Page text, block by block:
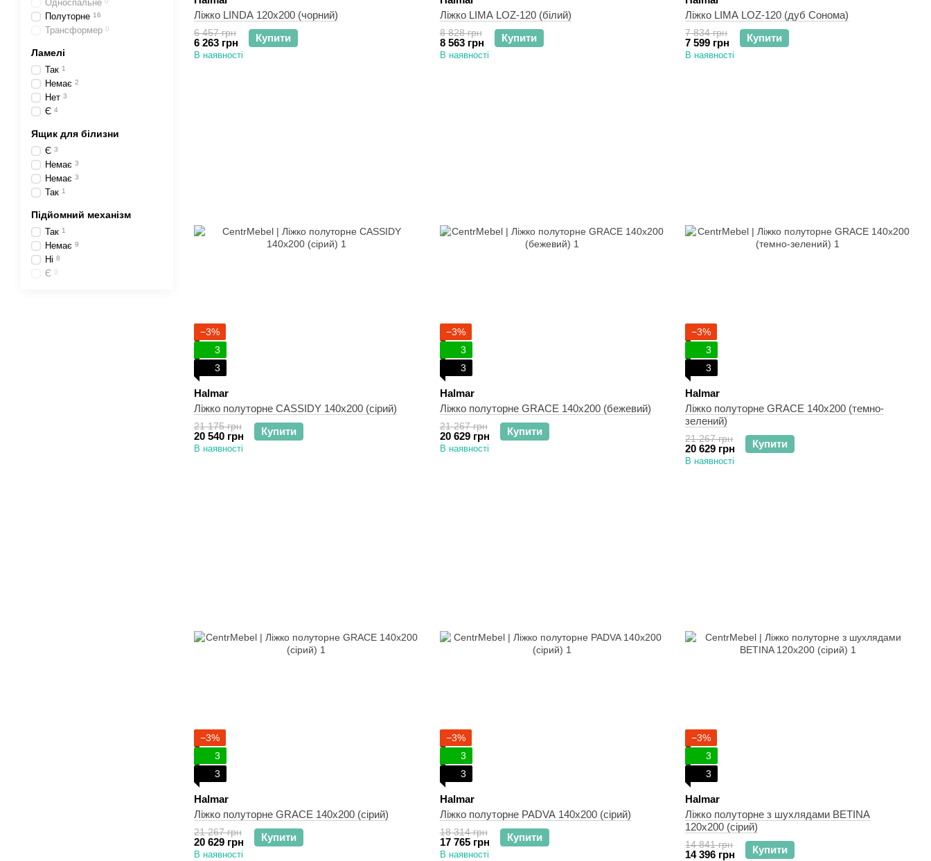
Ліжко LINDA 120x200 (чорний)
6 457 грн
6 263 грн Купити
В наявності
Ліжко LIMA LOZ-120 (білий)
8 828 грн
8 563 грн Купити
В наявності
Ліжко LIMA LOZ-120 (дуб Сонома)
7 834 грн
7 599 грн Купити
В наявності
−3%
3
3
Halmar
Ліжко полуторне CASSIDY 140х200 (сірий)
21 175 грн
20 540 грн Купити
В наявності
−3%
3
3
Halmar
Ліжко полуторне GRACE 140х200 (бежевий)
21 267 грн
20 629 грн Купити
В наявності
−3%
3
3
Halmar
Ліжко полуторне GRACE 140х200 (темно-
зелений)
21 267 грн
20 629 грн Купити
В наявності
−3%
3
3
Halmar
Ліжко полуторне GRACE 140х200 (сірий)
21 267 грн
20 629 грн Купити
В наявності
−3%
3
3
Halmar
Ліжко полуторне PADVA 140х200 (сірий)
18 314 грн
17 765 грн Купити
В наявності
−3%
3
3
Halmar
Ліжко полуторне з шухлядами BETINA
120х200 (сірий)
14 841 грн
14 396 грн Купити
Односпальне
Полуторне 16
Трансформер 0
Ламелі
Так 1
Немає 2
Нет 3
Є 4
Ящик для білизни
Є 3
Немає 3
Немає 3
Так 1
Підйомний механізм
Так 1
Немає 9
Ні 8
Є 0